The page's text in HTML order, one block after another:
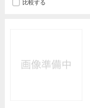
比較する